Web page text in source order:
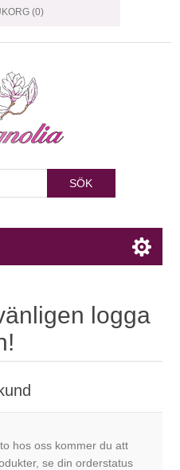
(0)
SÖK
logga
hos oss kommer du att
se din orderstatus